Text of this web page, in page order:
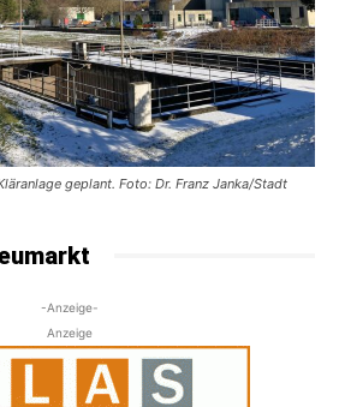
geplant. Foto: Dr. Franz Janka/Stadt
-Anzeige-
Anzeige